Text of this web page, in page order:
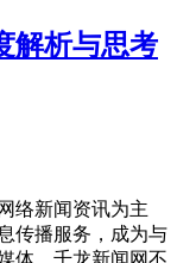
解析与思考
络新闻资讯为主
传播服务，成为与